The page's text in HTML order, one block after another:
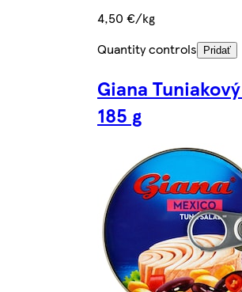
4,50 €/kg
Quantity controls
Pridať
Giana
185 g